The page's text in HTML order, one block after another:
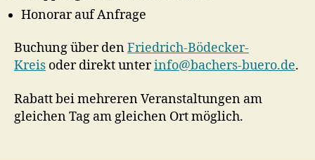
Honorar auf Anfrage
Buchung über denFriedrich-Bödecker-
Kreis oder direkt unterinfo@bachers-buero.de.
Rabatt bei mehreren Veranstaltungen am
gleichen Tag am gleichen Ort möglich.